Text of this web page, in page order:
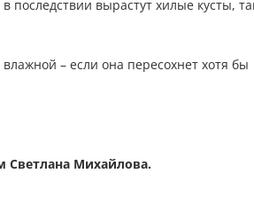
последствии вырастут хилые кусты,
– если она пересохнет хотя бы
Светлана Михайлова.